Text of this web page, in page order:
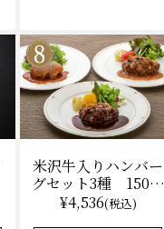
米沢牛入りハンバー
グセット3種 150ｇ
各2 【凍】湯せん
調理 化粧箱入
¥4,536(税込)